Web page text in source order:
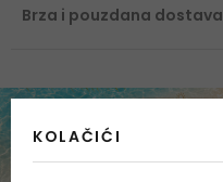
Brza i pouzdana dostava
KOLAČIĆI